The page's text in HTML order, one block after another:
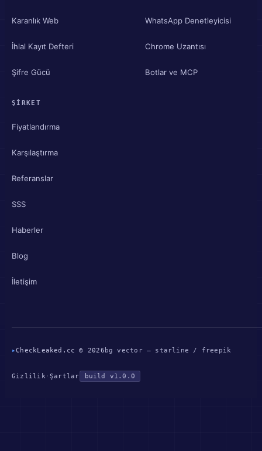
Karanlık Web
İhlal Kayıt Defteri
Şifre Gücü
WhatsApp Denetleyicisi
Chrome Uzantısı
Botlar ve MCP
ŞIRKET
Fiyatlandırma
Karşılaştırma
Referanslar
SSS
Haberler
Blog
İletişim
▸CheckLeaked.cc © 2026 bg vector — starline / freepik
Gizlilik · Şartlar build v1.0.0